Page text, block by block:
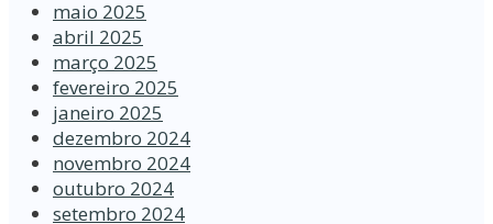
maio 2025
abril 2025
março 2025
fevereiro 2025
janeiro 2025
dezembro 2024
novembro 2024
outubro 2024
setembro 2024